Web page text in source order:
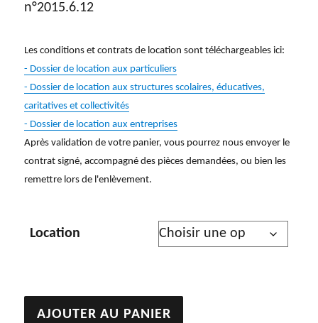
n°2015.6.12
Les conditions et contrats de location sont téléchargeables ici:
- Dossier de location aux particuliers
- Dossier de location aux structures scolaires, éducatives,
caritatives et collectivités
- Dossier de location aux entreprises
Après validation de votre panier, vous pourrez nous envoyer le
contrat signé, accompagné des pièces demandées, ou bien les
remettre lors de l'enlèvement.
Location
quantité
AJOUTER AU PANIER